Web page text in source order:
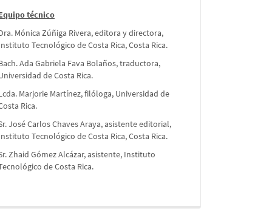
técnico
Mónica Zúñiga Rivera, editora y directora,
Tecnológico de Costa Rica, Costa Rica.
Ada Gabriela Fava Bolaños, traductora,
de Costa Rica.
Marjorie Martínez, filóloga, Universidad de
Rica.
José Carlos Chaves Araya, asistente editorial,
Tecnológico de Costa Rica, Costa Rica.
Zhaid Gómez Alcázar, asistente, Instituto
de Costa Rica.